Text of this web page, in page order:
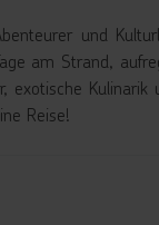
und
am Strand,
Reise!